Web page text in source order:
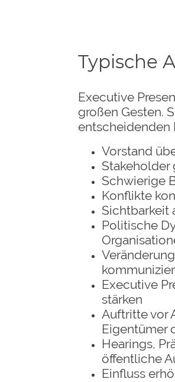
Typische
Executive
großen Gesten.
entscheidenden
Vorstand
Stakeholder
Schwierige
Konflikte
Sichtbarkeit
Politische
Executive
stärken
Auftritte vor
Eigentümer
Hearings,
öffentliche
Einfluss